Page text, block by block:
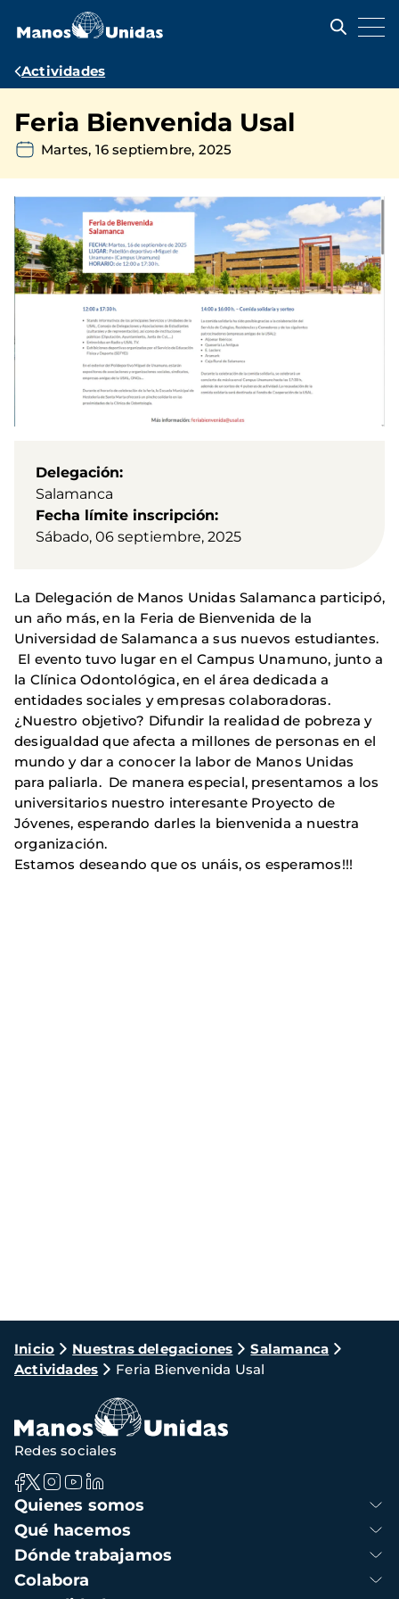
contenido
Ruta
navegación
Actividades
Feria Bienvenida Usal
Martes, 16 septiembre, 2025
Delegación
Salamanca
Fecha límite inscripción
Sábado, 06 septiembre, 2025
La Delegación de Manos Unidas Salamanca participó,
un año más, en la Feria de Bienvenida de la
Universidad de Salamanca a sus nuevos estudiantes.
El evento tuvo lugar en el Campus Unamuno, junto a
la Clínica Odontológica, en el área dedicada a
entidades sociales y empresas colaboradoras.
¿Nuestro objetivo? Difundir la realidad de pobreza y
desigualdad que afecta a millones de personas en el
mundo y dar a conocer la labor de Manos Unidas
para paliarla. De manera especial, presentamos a los
universitarios nuestro interesante Proyecto de
Jóvenes, esperando darles la bienvenida a nuestra
organización.
Estamos deseando que os unáis, os esperamos!!!
Ruta
de
navegación
Inicio Nuestras delegaciones
Salamanca
Actividades
Feria Bienvenida Usal
Navegación
principal
Quienes somos
Qué hacemos
Dónde trabajamos
Colabora
Redes sociales